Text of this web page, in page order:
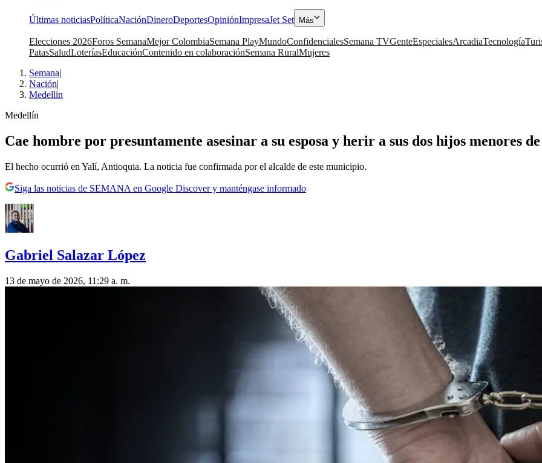
Últimas noticiasPolíticaNaciónDineroDeportesOpiniónImpresaJet Set Más
Elecciones 2026Foros SemanaMejor ColombiaSemana PlayMundoConfidencialesSemana TVGenteEspecialesArcadiaTecnología
PatasSaludLoteríasEducaciónContenido en colaboraciónSemana RuralMujeres
Semana|
Nación|
Medellín
Medellín
Cae hombre por presuntamente asesinar a su esposa y herir a sus dos hijos menores
El hecho ocurrió en Yalí, Antioquia. La noticia fue confirmada por el alcalde de este municipio.
Siga las noticias de SEMANA en Google Discover y manténgase informado
Gabriel Salazar López
13 de mayo de 2026, 11:29 a. m.